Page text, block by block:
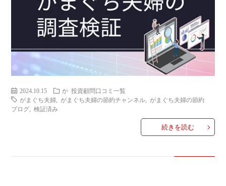
2024.10.15 か 投資顧問口コミ一覧
がまぐち夫婦 ,がまぐち夫婦の節約チャンネル ,がまぐち夫婦の節約
ブログ ,検証済み
続きを読む